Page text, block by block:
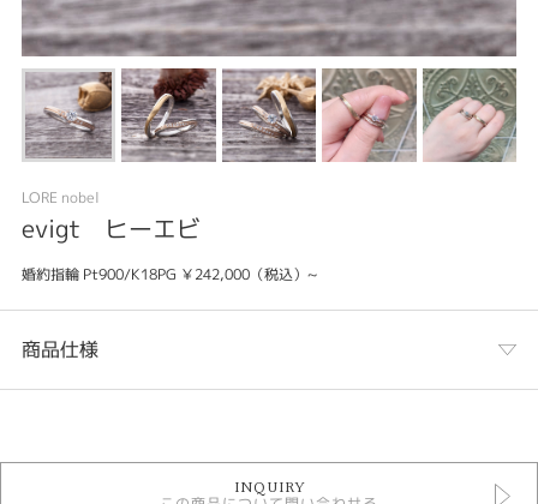
LORE nobel
evigt ヒーエビ
婚約指輪 Pt900/K18PG ￥242,000（税込）~
商品仕様
婚約指輪
INQUIRY